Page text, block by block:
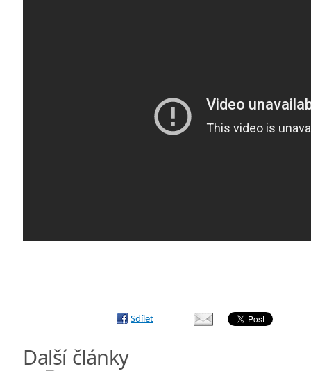
Sdílet
Další články